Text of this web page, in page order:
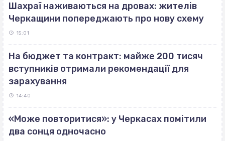
Шахраї наживаються на дровах: жителів
Черкащини попереджають про нову схему
15:01
На бюджет та контракт: майже 200 тисяч
вступників отримали рекомендації для
зарахування
14:40
«Може повторитися»: у Черкасах помітили
два сонця одночасно